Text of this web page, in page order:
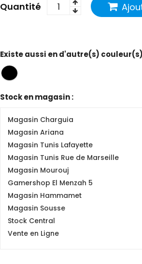
Quantité
Existe aussi en d'autre(s)
Stock en magasin :
Magasin Charguia
Magasin Ariana
Magasin Tunis Lafayette
Magasin Tunis Rue de Marseille
Magasin Mourouj
Gamershop El Menzah 5
Magasin Hammamet
Magasin Sousse
Stock Central
Vente en Ligne